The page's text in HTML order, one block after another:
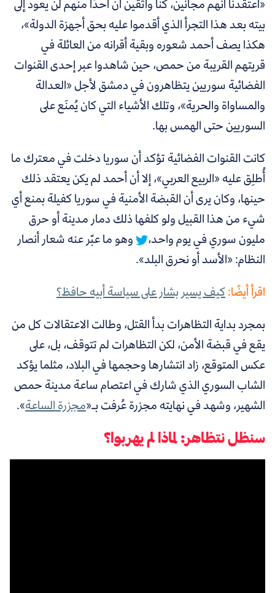
«اعتقدنا أنهم مجانين، كنا واثقين أن أحدًا منهم لن يعود إلى
بيته بعد هذا التجرأ الذي أقدموا عليه بحق أجهزة الدولة»،
هكذا يصف أحمد شعوره وبقية أقرانه من العائلة في
قريتهم القريبة من حمص، حين شاهدوا عبر إحدى القنوات
الفضائية سوريين يتظاهرون في دمشق لأجل «العدالة
والمساواة والحرية»، وتلك الأشياء التي كان يُمنَع على
السوريين حتى الهمس بها.
كانت القنوات الفضائية تؤكد أن سوريا دخلت في معترك ما
أُطلِق عليه «الربيع العربي»،إلا أن أحمد لم يكن يعتقد ذلك
حينها، وكان يرى أن القبضة الأمنية في سوريا كفيلة بمنع أي
شيء من هذا القبيل ولو كلفها ذلك دمار مدينة أو حرق
مليون سوري في يوم واحد،
وهو ما عبّر عنه شعار أنصار
النظام: «الأسد أو نحرق البلد».
اقرأ أيضًا:كيف يسير بشار على سياسة أبيه حافظ؟
بمجرد بداية التظاهرات بدأ القتل، وطالتالاعتقالات كل من
يقع في قبضة الأمن، لكن التظاهرات لم تتوقف، بل، على
عكس المتوقع، زاد انتشارها وحجمها في البلاد، مثلما يؤكد
الشاب السوري الذي شارك في اعتصام ساعة مدينة حمص
الشهير، وشهد في نهايته مجزرة عُرفت بـ«مجزرة الساعة».
سنظل نتظاهر: لماذا لم يهربوا؟